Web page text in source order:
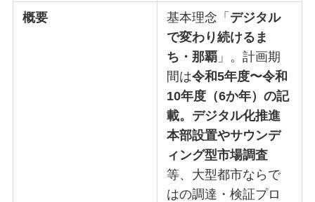
概要 基本理念「 デジタル
で変わり続けるま
ち・那覇 」。計画期
間は令和5年度〜令和
10年度（6か年）の記
載。デジタル化推進
本部設置やサウンデ
ィング型市場調査
等、大型都市ならで
はの調達・検証プロ